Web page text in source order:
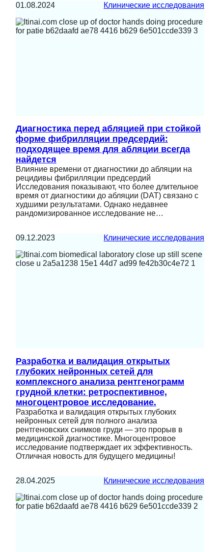
01.08.2024 Клинические исследования
Диагностика перед абляцией при стойкой
форме фибрилляции предсердий:
подходящее время для абляции всегда
найдется
Влияние времени от диагностики до абляции на
рецидивы фибрилляции предсердий
Исследования показывают, что более длительное
время от диагностики до абляции (DAT) связано с
худшими результатами. Однако недавнее
рандомизированное исследование не…
09.12.2023 Клинические исследования
Разработка и валидация открытых
глубоких нейронных сетей для
комплексного анализа рентгенограмм
грудной клетки: ретроспективное,
многоцентровое исследование.
Разработка и валидация открытых глубоких
нейронных сетей для полного анализа
рентгеновских снимков груди — это прорыв в
медицинской диагностике. Многоцентровое
исследование подтверждает их эффективность.
Отличная новость для будущего медицины!
28.04.2025 Клинические исследования